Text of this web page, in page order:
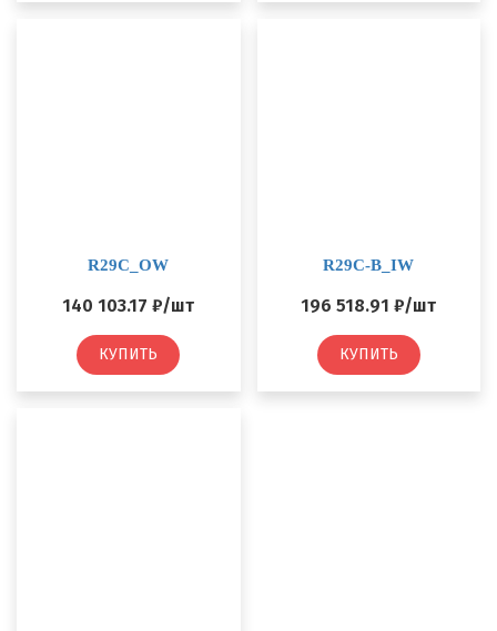
R29C_OW
140 103.17 ₽/шт
КУПИТЬ
R29C-B_IW
196 518.91 ₽/шт
КУПИТЬ